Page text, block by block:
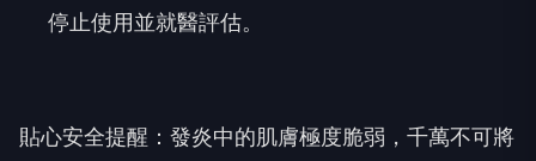
停止使用並就醫評估。
貼心安全提醒：發炎中的肌膚極度脆弱，千萬不可將